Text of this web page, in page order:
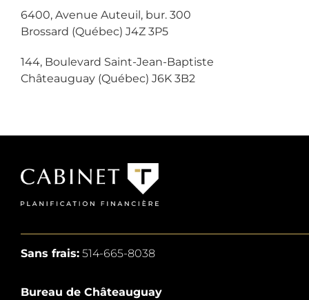
6400, Avenue Auteuil, bur. 300
Brossard (Québec) J4Z 3P5
144, Boulevard Saint-Jean-Baptiste
Châteauguay (Québec) J6K 3B2
Sans frais:514-665-8038
Bureau de Châteauguay